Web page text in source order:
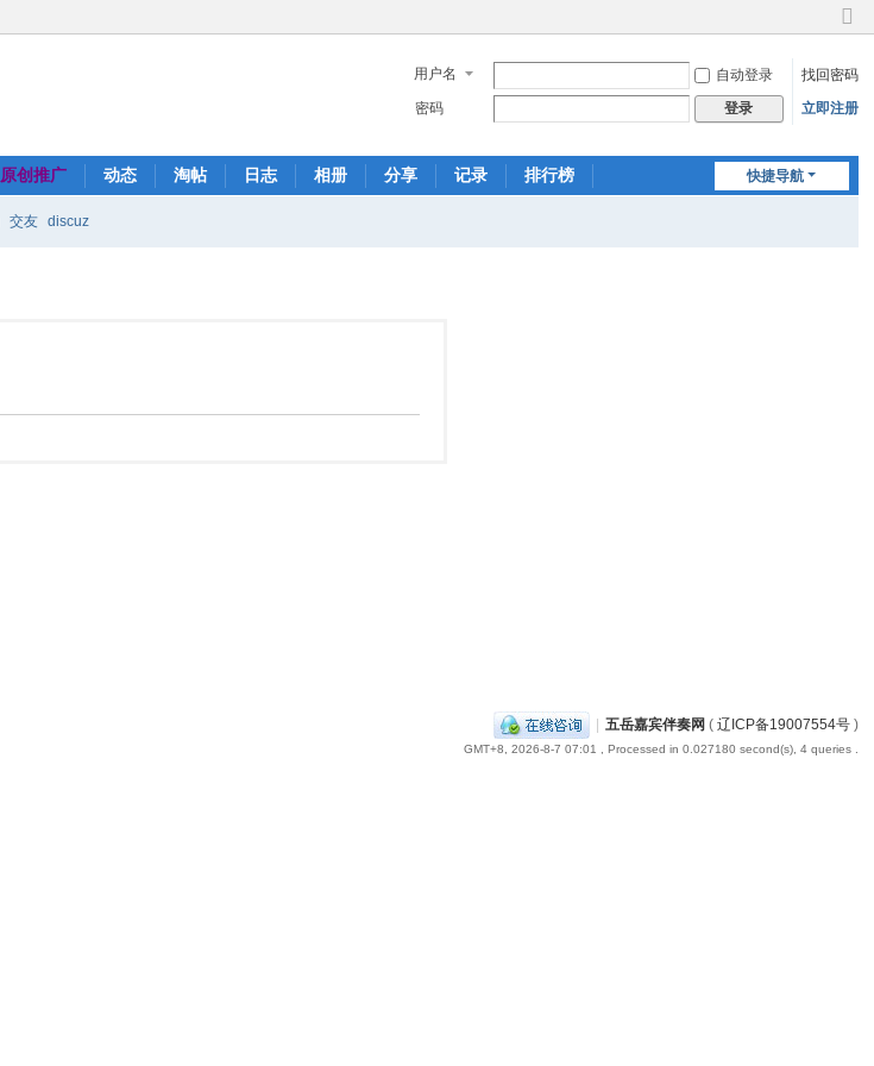
切
到
窄
用户名 自动登录
找回密码
密码
登录 立即注册
快捷导航
原创推广 动态 淘帖 日志 相册 分享 记录 排行榜
交友 discuz
| 五岳嘉宾伴奏网 ( 辽ICP备19007554号)
GMT+8, 2026-8-7 07:01 , Processed in 0.027180 second(s), 4 queries .